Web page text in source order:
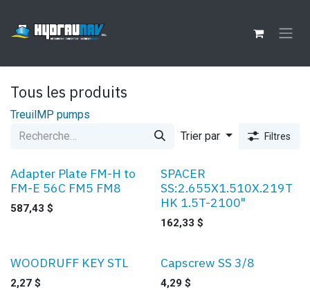
Tous les produits
TreuilMP pumps
Trier par
Filtres
Adapter Plate FM-H to
FM-E 56C FM5 FM8
587,43 $
SPACER
SS:2.655X1.510X.219T
HK 1.5T-2100"
162,33 $
WOODRUFF KEY STL
2,27 $
Ventes
Capscrew SS 3/8
4,29 $